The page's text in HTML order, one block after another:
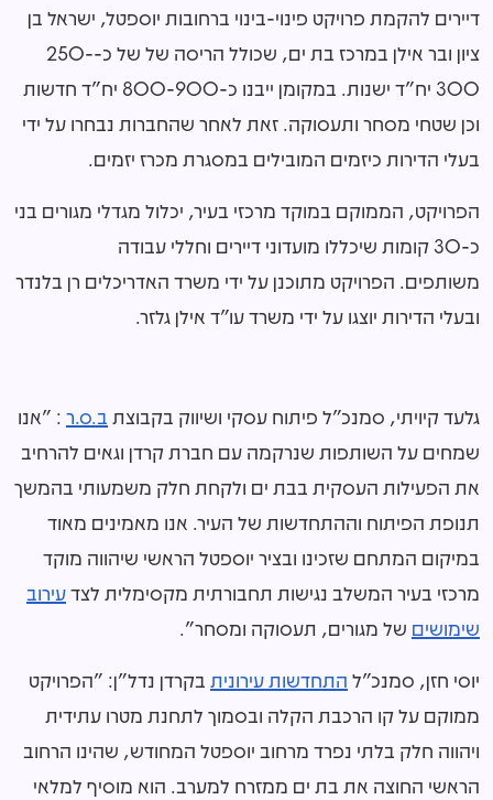
דיירים להקמת פרויקט פינוי-בינוי ברחובות יוספטל, ישראל בן
ציון ובר אילן במרכז בת ים, שכולל הריסה של של כ-250-
300 יח"ד ישנות. במקומן ייבנו כ-800-900 יח"ד חדשות
וכן שטחי מסחר ותעסוקה. זאת לאחר שהחברות נבחרו על ידי
בעלי הדירות כיזמים המובילים במסגרת מכרז יזמים.
הפרויקט, הממוקם במוקד מרכזי בעיר, יכלול מגדלי מגורים בני
כ-30 קומות שיכללו מועדוני דיירים וחללי עבודה
משותפים. הפרויקט מתוכנן על ידי משרד האדריכלים רן בלנדר
ובעלי הדירות יוצגו על ידי משרד עו"ד אילן גלזר.
גלעד קיויתי, סמנכ"ל פיתוח עסקי ושיווק בקבוצת ב.ס.ר : "אנו
שמחים על השותפות שנרקמה עם חברת קרדן וגאים להרחיב
את הפעילות העסקית בבת ים ולקחת חלק משמעותי בהמשך
תנופת הפיתוח וההתחדשות של העיר. אנו מאמינים מאוד
במיקום המתחם שזכינו ובציר יוספטל הראשי שיהווה מוקד
מרכזי בעיר המשלב נגישות תחבורתית מקסימלית לצדעירוב
שימושים של מגורים, תעסוקה ומסחר".
יוסי חזן, סמנכ"ל התחדשות עירונית בקרדן נדל"ן: "הפרויקט
ממוקם על קו הרכבת הקלה ובסמוך לתחנת מטרו עתידית
ויהווה חלק בלתי נפרד מרחוב יוספטל המחודש, שהינו הרחוב
הראשי החוצה את בת ים ממזרח למערב. הוא מוסיף למלאי